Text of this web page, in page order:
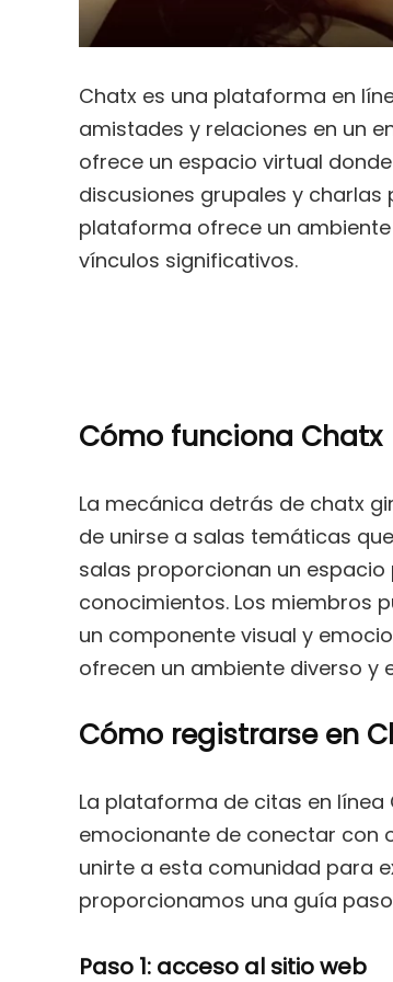
Chatx es una plataforma en
amistades y relaciones en un
ofrece un espacio virtual
discusiones grupales y
plataforma ofrece un
vínculos significativos.
Cómo funciona Chatx
La mecánica detrás de chatx
de unirse a salas temáticas
salas proporcionan un
conocimientos. Los miembros
un componente visual y
ofrecen un ambiente diverso y
Cómo registrarse en
La plataforma de citas en
emocionante de conectar con
unirte a esta comunidad para
proporcionamos una guía
Paso 1: acceso al sitio web